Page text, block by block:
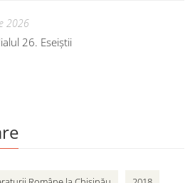
2026
26. Eseiștii